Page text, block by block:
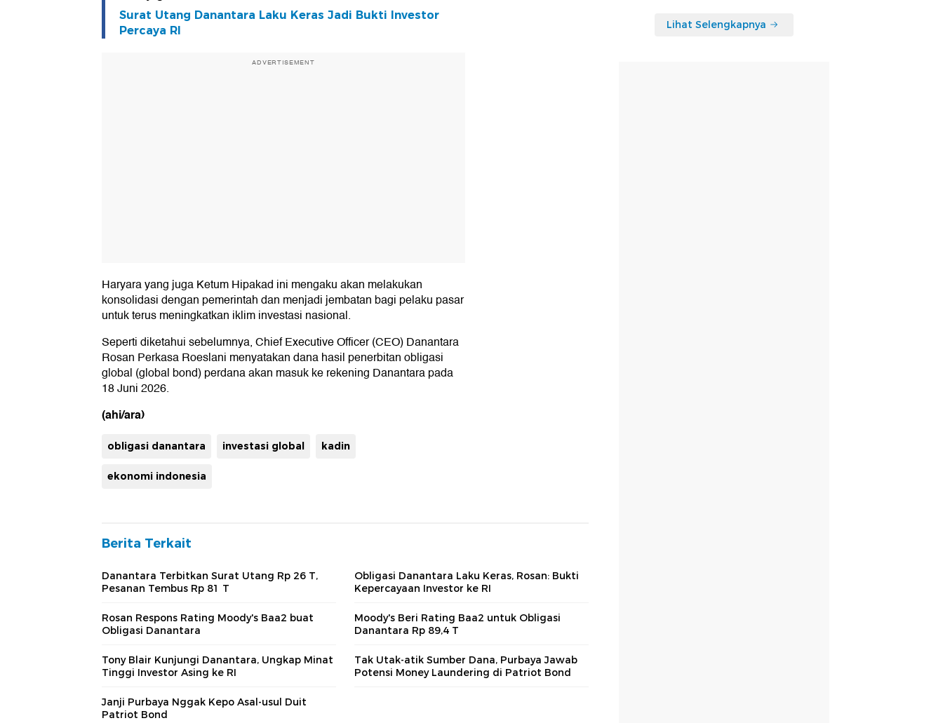
Surat Utang Danantara Laku Keras Jadi Bukti Investor
Percaya RI
ADVERTISEMENT
Haryara yang juga Ketum Hipakad ini mengaku akan melakukan
konsolidasi dengan pemerintah dan menjadi jembatan bagi pelaku pasar
untuk terus meningkatkan iklim investasi nasional.
Seperti diketahui sebelumnya, Chief Executive Officer (CEO) Danantara
Rosan Perkasa Roeslani menyatakan dana hasil penerbitan obligasi
global (global bond) perdana akan masuk ke rekening Danantara pada
18 Juni 2026.
(ahi/ara)
obligasi danantara investasi global kadin
ekonomi indonesia
Berita Terkait
Danantara Terbitkan Surat Utang Rp 26 T,
Pesanan Tembus Rp 81 T
Obligasi Danantara Laku Keras, Rosan: Bukti
Kepercayaan Investor ke RI
Rosan Respons Rating Moody's Baa2 buat
Obligasi Danantara
Moody's Beri Rating Baa2 untuk Obligasi
Danantara Rp 89,4 T
Tony Blair Kunjungi Danantara, Ungkap Minat
Tinggi Investor Asing ke RI
Tak Utak-atik Sumber Dana, Purbaya Jawab
Potensi Money Laundering di Patriot Bond
Janji Purbaya Nggak Kepo Asal-usul Duit
Patriot Bond
Lihat Selengkapnya